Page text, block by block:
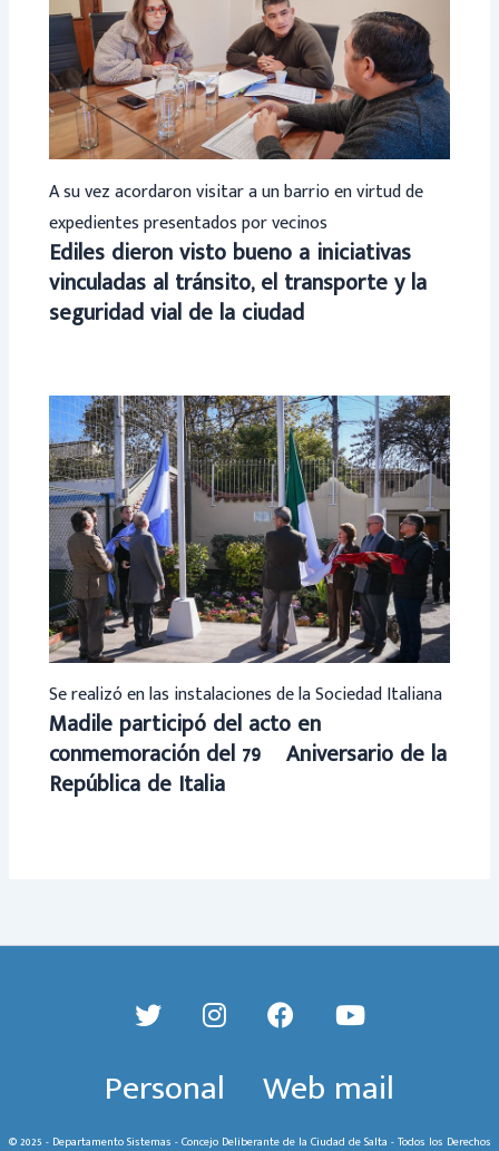
A su vez acordaron visitar a un barrio en virtud de
expedientes presentados por vecinos
Ediles dieron visto bueno a iniciativas
vinculadas al tránsito, el transporte y la
seguridad vial de la ciudad
Se realizó en las instalaciones de la Sociedad Italiana
Madile participó del acto en
conmemoración del 79º Aniversario de la
República de Italia
Personal Web mail
© 2025 - Departamento Sistemas - Concejo Deliberante de la Ciudad de Salta - Todos los Derechos